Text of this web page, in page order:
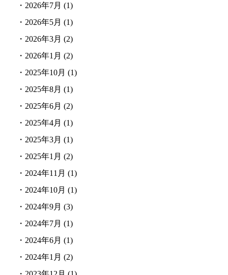
・ 2026年7月 (1)
・ 2026年5月 (1)
・ 2026年3月 (2)
・ 2026年1月 (2)
・ 2025年10月 (1)
・ 2025年8月 (1)
・ 2025年6月 (2)
・ 2025年4月 (1)
・ 2025年3月 (1)
・ 2025年1月 (2)
・ 2024年11月 (1)
・ 2024年10月 (1)
・ 2024年9月 (3)
・ 2024年7月 (1)
・ 2024年6月 (1)
・ 2024年1月 (2)